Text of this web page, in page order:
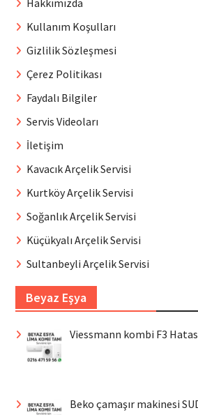
Kullanım Koşulları
Gizlilik Sözleşmesi
Çerez Politikası
Faydalı Bilgiler
Servis Videoları
İletişim
Kavacık Arçelik Servisi
Kurtköy Arçelik Servisi
Soğanlık Arçelik Servisi
Küçükyalı Arçelik Servisi
Sultanbeyli Arçelik Servisi
Beyaz Eşya
Viessmann kombi F3
Beko çamaşır makinesi